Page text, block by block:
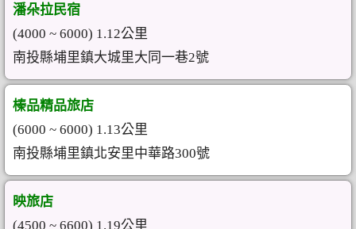
潘朵拉民宿
(4000 ~ 6000) 1.12公里
南投縣埔里鎮大城里大同一巷2號
榛品精品旅店
(6000 ~ 6000) 1.13公里
南投縣埔里鎮北安里中華路300號
映旅店
(4500 ~ 6600) 1.19公里